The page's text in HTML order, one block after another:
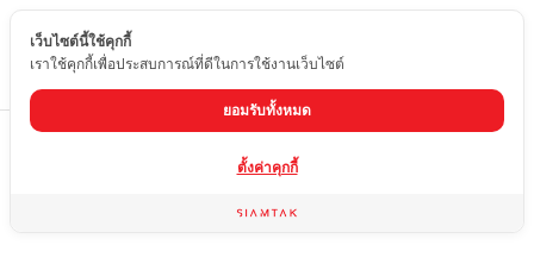
TH
ผลงานของเรา Centro watcharapol
เว็บไซต์นี้ใช้คุกกี้
เราใช้คุกกี้เพื่อประสบการณ์ที่ดีในการใช้งานเว็บไซต์
ยอมรับทั้งหมด
ตั้งค่าคุกกี้